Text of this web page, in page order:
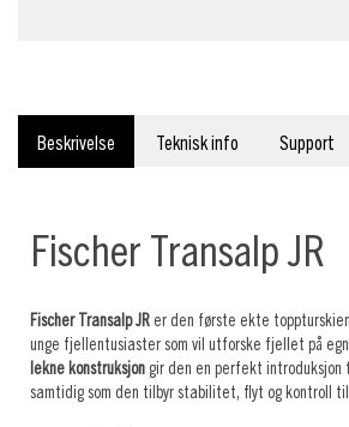
Beskrivelse Teknisk info Support
Fischer Transalp JR
Fischer Transalp JR er den første ekte
unge fjellentusiaster som vil utforske fjellet på
lekne konstruksjon gir den en perfekt introduksjon
samtidig som den tilbyr stabilitet, flyt og kontroll